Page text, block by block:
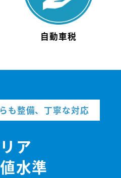
自動車税
も整備、丁寧な対応
ア
水準